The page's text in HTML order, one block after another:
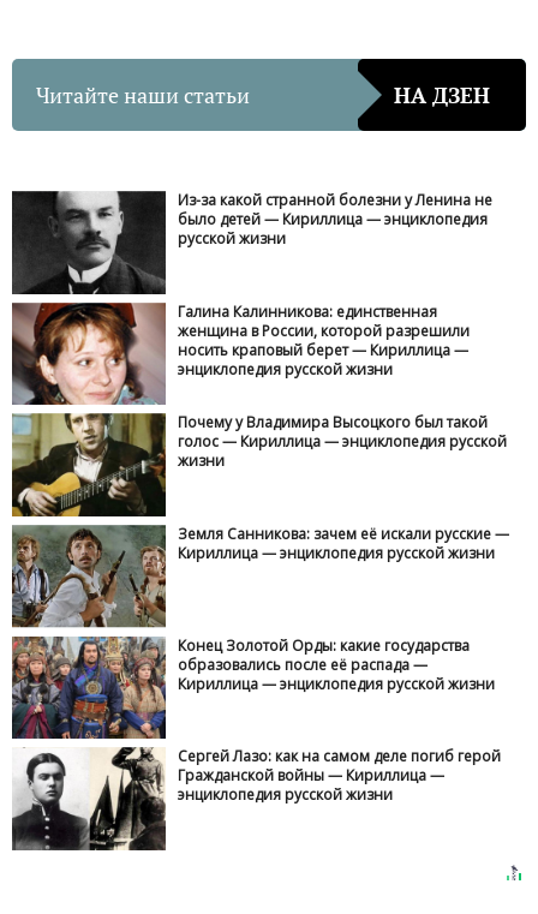
Читайте наши статьи НА ДЗЕН
Из-за какой странной болезни у Ленина не
было детей — Кириллица — энциклопедия
русской жизни
Галина Калинникова: единственная
женщина в России, которой разрешили
носить краповый берет — Кириллица —
энциклопедия русской жизни
Почему у Владимира Высоцкого был такой
голос — Кириллица — энциклопедия русской
жизни
Земля Санникова: зачем её искали русские —
Кириллица — энциклопедия русской жизни
Конец Золотой Орды: какие государства
образовались после её распада —
Кириллица — энциклопедия русской жизни
Сергей Лазо: как на самом деле погиб герой
Гражданской войны — Кириллица —
энциклопедия русской жизни